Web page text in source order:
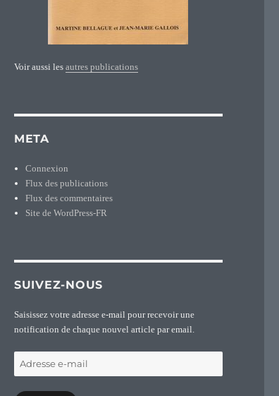
Voir aussi les autres publications
META
Connexion
Flux des publications
Flux des commentaires
Site de WordPress-FR
SUIVEZ-NOUS
Saisissez votre adresse e-mail pour recevoir une
notification de chaque nouvel article par email.
Adresse
e-